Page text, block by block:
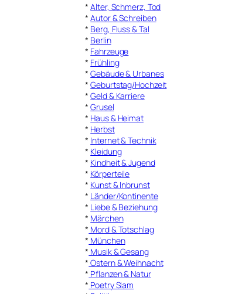
*Alter, Schmerz, Tod
*Autor & Schreiben
* Berg, Fluss & Tal
* Berlin
* Fahrzeuge
* Frühling
*Gebäude & Urbanes
*Geburtstag/Hochzeit
*Geld & Karriere
*Grusel
* Haus & Heimat
* Herbst
* Internet & Technik
* Kleidung
* Kindheit & Jugend
* Körperteile
* Kunst & Inbrunst
* Länder/Kontinente
* Liebe & Beziehung
* Märchen
* Mord & Totschlag
* München
* Musik & Gesang
* Ostern & Weihnacht
* Pflanzen & Natur
* Poetry Slam